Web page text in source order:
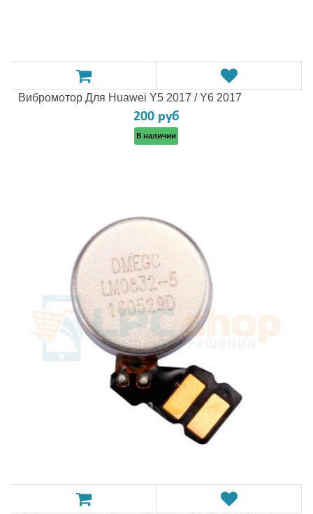
Вибромотор Для Huawei Y5 2017 / Y6 2017
200 руб
В наличии